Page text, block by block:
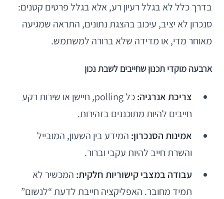
בדרך כלל לא בגלל רעיון רע, אלא בגלל פרטים קטנים:
סנכרון לא יציב, עיכוב בהצגת נתונים, התראה שמגיעה
מאוחר מדי, או מדידה שלא ברורה למשתמש.
ארבעה מוקדי תכנון שחייבים לשבת נכון
צריכת אנרגיה:
כל polling, חיישן או שירות רקע
חייבים להיות מתוכננים בזהירות.
אמינות הסנכרון: המידע בין השעון, המובייל
והשרת חייב להיות עקבי וברור.
עבודה במצבי קישוריות חלקית: המכשיר לא
תמיד מחובר. האפליקציה חייבת לדעת “לנשום”